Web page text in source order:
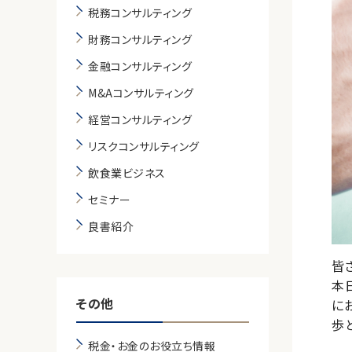
皆
本
に
歩
税務コンサルティング
財務コンサルティング
金融コンサルティング
M&Aコンサルティング
経営コンサルティング
リスクコンサルティング
飲食業ビジネス
セミナー
良書紹介
その他
税金・お金のお役立ち情報